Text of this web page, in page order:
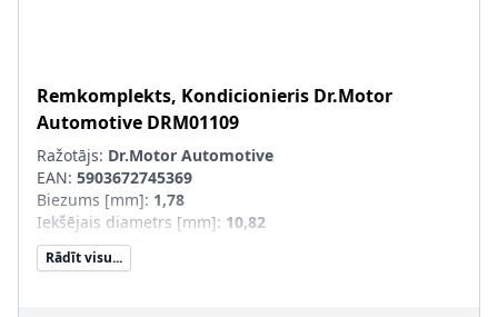
Remkomplekts, Kondicionieris Dr.Motor
Automotive DRM01109
Ražotājs: Dr.Motor Automotive
EAN: 5903672745369
Biezums [mm]: 1,78
Iekšējais diametrs [mm]: 10,82
Daudzums:10
Rādīt visu...